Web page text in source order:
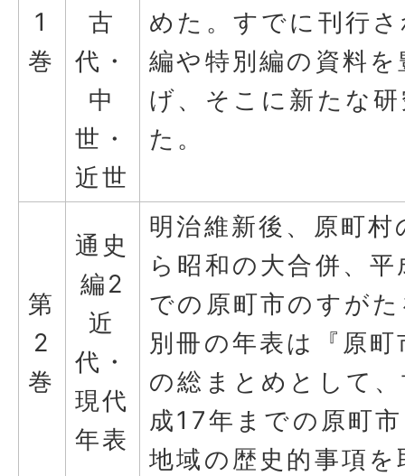
1
巻
古
代・
中
世・
近世
めた。すでに刊行
編や特別編の資料
げ、そこに新たな
た。
第
2
巻
通史
編2
近
代・
現代
年表
明治維新後、原町
ら昭和の大合併、
での原町市のすが
別冊の年表は『原
の総まとめとして
成17年までの原町
地域の歴史的事項